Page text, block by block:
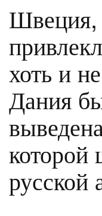
Швеция,
хоть и
Дания
русской